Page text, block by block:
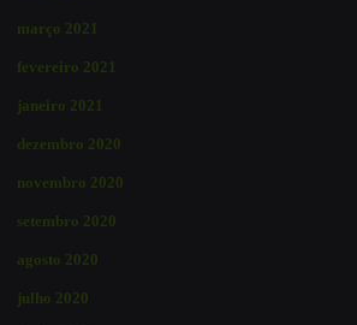
março 2021
fevereiro 2021
janeiro 2021
dezembro 2020
novembro 2020
setembro 2020
agosto 2020
julho 2020